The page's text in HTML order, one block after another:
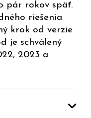
pár rokov späť.
riešenia
krok od verzie
je schválený
2023 a